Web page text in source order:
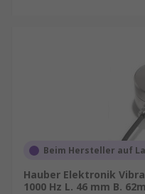
Beim Hersteller auf
Hauber Elektronik
1000 Hz L. 46 mm B.